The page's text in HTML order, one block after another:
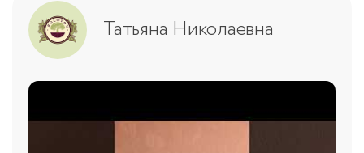
Татьяна Николаевна